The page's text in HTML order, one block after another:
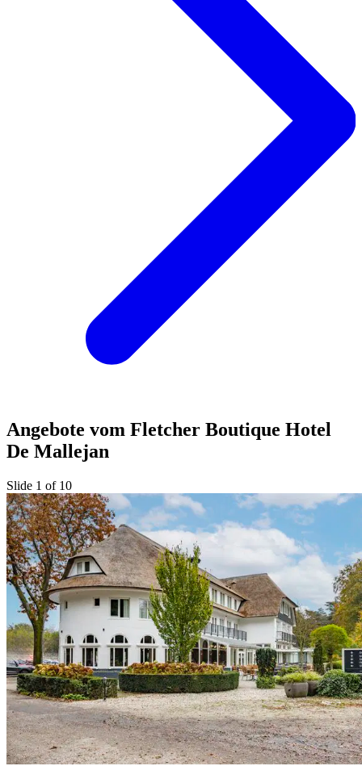
Angebote vom Fletcher Boutique Hotel
De Mallejan
Slide 1 of 10